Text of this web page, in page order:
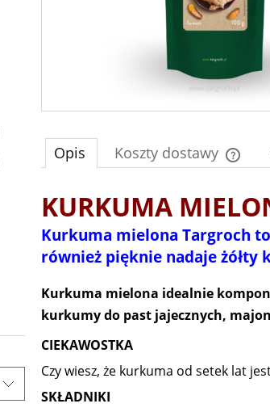
Opis Koszty dostawy
KURKUMA
Kurkuma mielona Targroch
również pięknie nadaje żółty
Kurkuma mielona idealnie
kurkumy do past jajecznych,
CIEKAWOSTKA
Czy wiesz, że kurkuma od setek lat
SKŁADNIKI